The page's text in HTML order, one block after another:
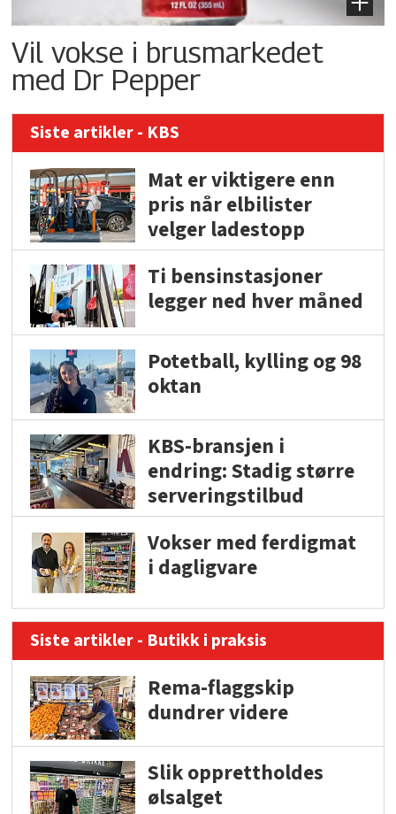
Vil vokse i brusmarkedet
med Dr Pepper
Siste artikler - KBS
Mat er viktigere enn
pris når elbilister
velger ladestopp
Ti bensinstasjoner
legger ned hver måned
Potetball, kylling og 98
oktan
KBS-bransjen i
endring: Stadig større
serveringstilbud
Vokser med ferdigmat
i dagligvare
Siste artikler - Butikk i praksis
Rema-flaggskip
dundrer videre
Slik opprettholdes
ølsalget